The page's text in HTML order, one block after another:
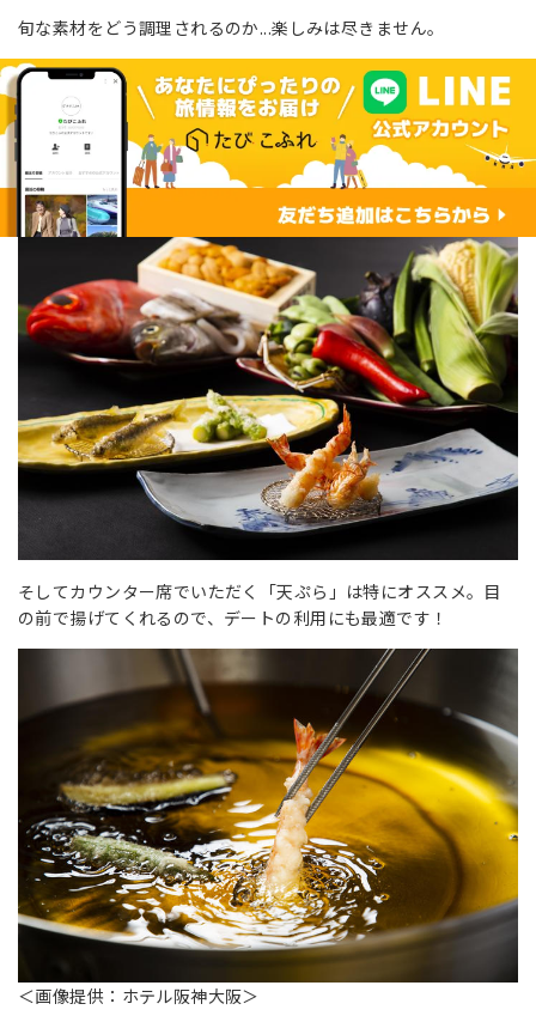
旬な素材をどう調理されるのか...楽しみは尽きません。
そしてカウンター席でいただく「天ぷら」は特にオススメ。目
の前で揚げてくれるので、デートの利用にも最適です！
＜画像提供：ホテル阪神大阪＞